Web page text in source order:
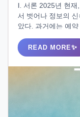
Ⅰ. 서론 2025년 현재, 오피사이트는 단순한 업소 소개 플랫폼에
서 벗어나 정보의
았다. 과거에는 예
늘날 이용자들은
변화는 편의성을 높
변동에 대한 불안
간으로 업데이트하
READ MORE